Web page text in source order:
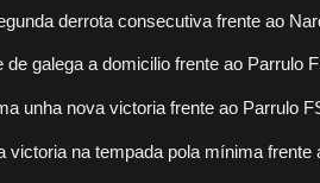
derrota consecutiva frente ao
de galega a domicilio frente ao Parrulo
unha nova victoria frente ao Parrulo
na tempada pola mínima frente